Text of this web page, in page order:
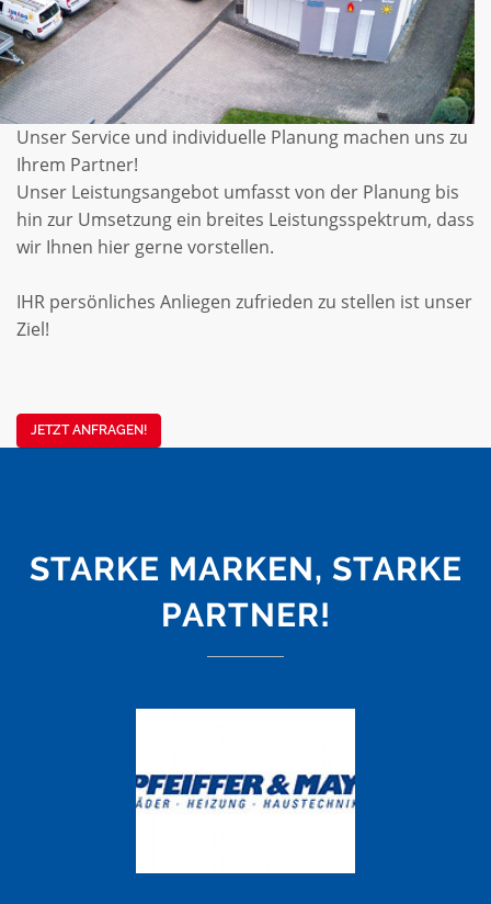
Unser Service und individuelle Planung machen uns zu
Ihrem Partner!
Unser Leistungsangebot umfasst von der Planung bis
hin zur Umsetzung ein breites Leistungsspektrum, dass
wir Ihnen hier gerne vorstellen.
IHR persönliches Anliegen zufrieden zu stellen ist unser
Ziel!
JETZT ANFRAGEN!
STARKE MARKEN, STARKE
PARTNER!